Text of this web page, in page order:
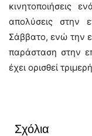
κινητοποιήσεις
απολύσεις στην
Σάββατο, ενώ την
παράσταση στην
έχει ορισθεί
Σχόλια